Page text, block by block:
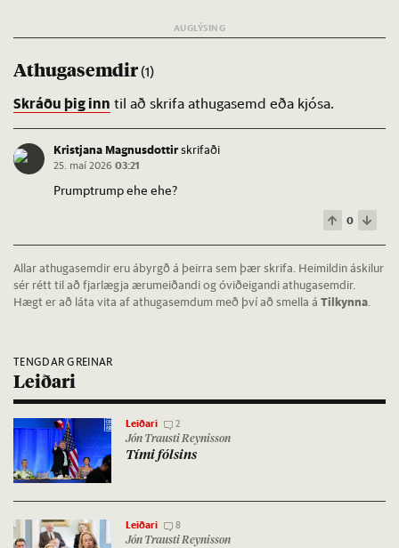
Athugasemdir(1)
Skráðu þig inn til að skrifa athugasemd eða kjósa.
Kristjana Magnusdottirskrifaði
25. maí 2026 03:21
Prumptrump ehe ehe?
0
Allar athugasemdir eru ábyrgð á þeirra sem þær skrifa. Heimildin áskilur
sér rétt til að fjarlægja ærumeiðandi og óviðeigandi athugasemdir.
Hægt er að láta vita af athugasemdum með því að smella á Tilkynna
TENGDAR GREINAR
Leiðari
Leiðari 2
Jón Trausti Reynisson
Tími fóls­ins
Leiðari 8
Jón Trausti Reynisson